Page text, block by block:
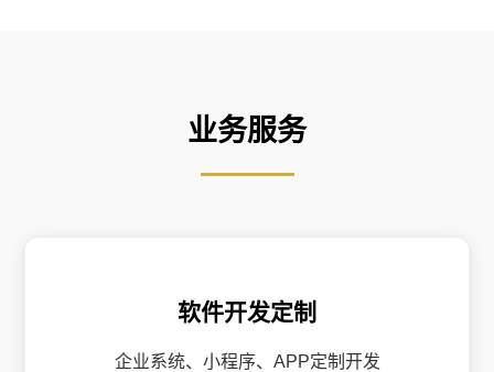
业务服务
软件开发定制
企业系统、小程序、APP定制开发